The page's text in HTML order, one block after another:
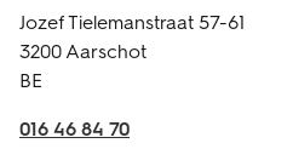
Jozef Tielemanstraat 57-61
3200 Aarschot
BE
016 46 84 70